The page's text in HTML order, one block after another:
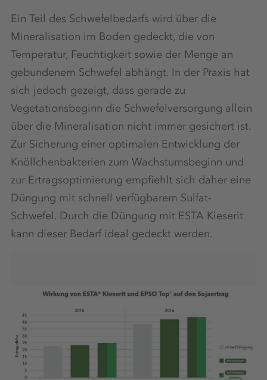
Ein Teil des Schwefelbedarfs wird über die
Mineralisation im Boden gedeckt, die von
Temperatur, Feuchtigkeit sowie der Menge an
gebundenem Schwefel abhängt. In der Praxis hat
sich jedoch gezeigt, dass gerade zu
Vegetationsbeginn die Schwefelversorgung allein
über die Mineralisation nicht immer gesichert ist.
Zur Sicherung einer optimalen Entwicklung der
Knöllchenbakterien zum Wachstumsbeginn und
zur Ertragsoptimierung empfiehlt sich daher eine
Düngung mit schnell verfügbarem Sulfat-
Schwefel. Durch die Düngung mit ESTA Kieserit
kann dieser Bedarf ideal gedeckt werden.